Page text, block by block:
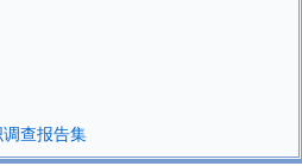
查报告集